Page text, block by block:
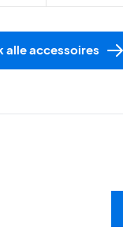
alle accessoires